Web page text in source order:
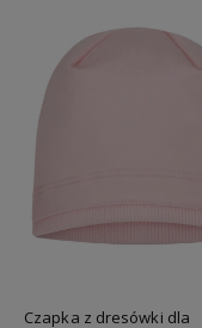
Czapka z dresówki dla